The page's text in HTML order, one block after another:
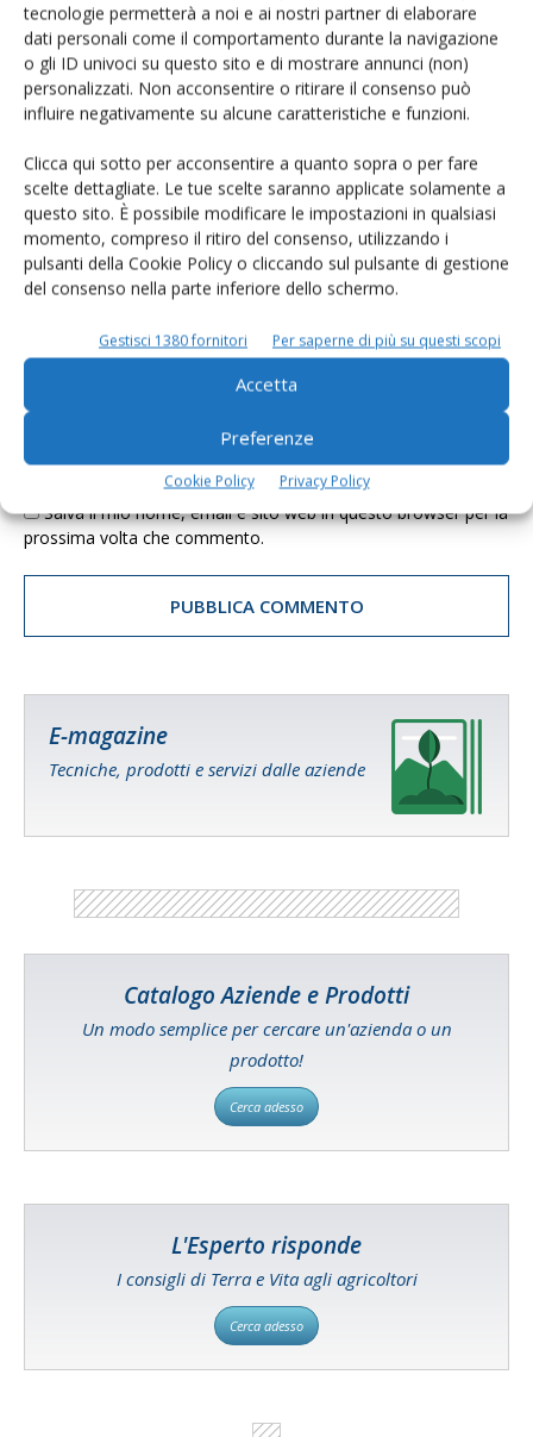
tecnologie permetterà a noi e ai nostri partner di elaborare
dati personali come il comportamento durante la navigazione
o gli ID univoci su questo sito e di mostrare annunci (non)
personalizzati. Non acconsentire o ritirare il consenso può
influire negativamente su alcune caratteristiche e funzioni.
Clicca qui sotto per acconsentire a quanto sopra o per fare
scelte dettagliate. Le tue scelte saranno applicate solamente a
questo sito. È possibile modificare le impostazioni in qualsiasi
momento, compreso il ritiro del consenso, utilizzando i
pulsanti della Cookie Policy o cliccando sul pulsante di gestione
del consenso nella parte inferiore dello schermo.
Gestisci 1380 fornitori Per saperne di più su questi scopi
Accetta
Preferenze
Cookie Policy Privacy Policy
LASCIA UN COMMENTO
Salva il mio nome, email e sito web in questo browser per la
prossima volta che commento.
E-magazine
Tecniche, prodotti e servizi dalle aziende
Catalogo Aziende e Prodotti
Un modo semplice per cercare un'azienda o un
prodotto!
Cerca adesso
L'Esperto risponde
I consigli di Terra e Vita agli agricoltori
Cerca adesso